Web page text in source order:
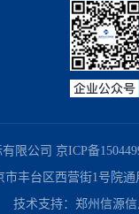
限公司 京ICP备
市丰台区西营街1号院通
技术支持： 郑州信源